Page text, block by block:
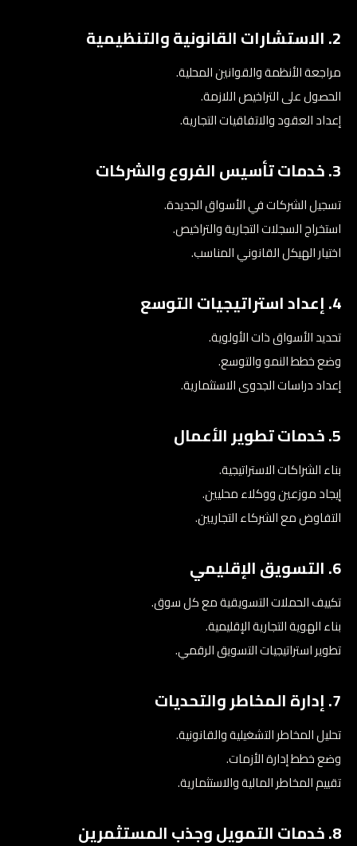
2. الاستشارات القانونية والتنظيمية
مراجعة الأنظمة والقوانين المحلية.
الحصول على التراخيص اللازمة.
إعداد العقود والاتفاقيات التجارية.
3. خدمات تأسيس الفروع والشركات
تسجيل الشركات في الأسواق الجديدة.
استخراج السجلات التجارية والتراخيص.
اختيار الهيكل القانوني المناسب.
4. إعداد استراتيجيات التوسع
تحديد الأسواق ذات الأولوية.
وضع خطط النمو والتوسع.
إعداد دراسات الجدوى الاستثمارية.
5. خدمات تطوير الأعمال
بناء الشراكات الاستراتيجية.
إيجاد موزعين ووكلاء محليين.
التفاوض مع الشركاء التجاريين.
6. التسويق الإقليمي
تكييف الحملات التسويقية مع كل سوق.
بناء الهوية التجارية الإقليمية.
تطوير استراتيجيات التسويق الرقمي.
7. إدارة المخاطر والتحديات
تحليل المخاطر التشغيلية والقانونية.
وضع خطط إدارة الأزمات.
تقييم المخاطر المالية والاستثمارية.
8. خدمات التمويل وجذب المستثمرين